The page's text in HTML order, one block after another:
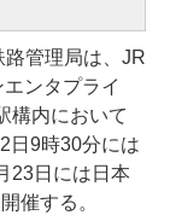
管理局は、JR
ンタプライ
構内において
日9時30分には
23日には日本
催する。